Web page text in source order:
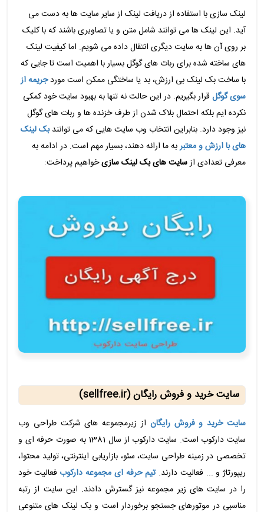
لینک سازی با استفاده از دریافت لینک از سایر سایت ها به دست می
آید. این لینک ها می توانند شامل متن و یا تصاویری باشند که با کلیک
بر روی آن ها به سایت دیگری انتقال داده می شویم. اما کیفیت لینک
های ساخته شده برای ربات های گوگل بسیار با اهمیت است تا جایی که
با ساخت بک لینک بی ارزش، بد یا ساختگی ممکن است موردجریمه از
سوی گوگل قرار بگیریم. در این حالت نه تنها به بهبود سایت خود کمکی
نکرده ایم بلکه احتمال بلاک شدن از طرف خزنده ها و ربات های گوگل
نیز وجود دارد. بنابراین انتخاب وب سایت هایی که می توانندبک لینک
های با ارزش و معتبربه ما ارائه دهند، بسیار مهم است. در ادامه به
معرفی تعدادی ازسایت های بک لینک سازیخواهیم پرداخت:
سایت خرید و فروش رایگان (sellfree.ir)
سایت خرید و فروش رایگان از زیرمجموعه های شرکت طراحی وب
سایت دارکوب است. سایت دارکوب از سال 1381 به صورت حرفه ای و
تخصصی در زمینه طراحی سایت، سئو، بازاریابی اینترنتی، تولید محتوا،
ریپورتاژ و ... فعالیت دارند.تیم حرفه ای مجموعه دارکوب فعالیت خود
را در سایت های زیر مجموعه نیز گسترش دادند. این سایت از رتبه
مناسبی در موتورهای جستجو برخوردار است و بک لینک های متنوعی